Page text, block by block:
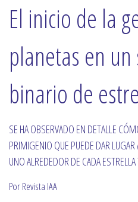
El inicio de la
planetas en un
binario de
SE HA OBSERVADO EN DETALLE
PRIMIGENIO QUE PUEDE DAR
UNO ALREDEDOR DE CADA
Por Revista IAA